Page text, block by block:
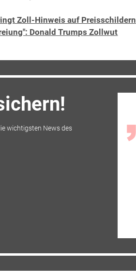
Zoll-Hinweis auf Preisschildern
Donald Trumps Zollwut
wichtigsten News des